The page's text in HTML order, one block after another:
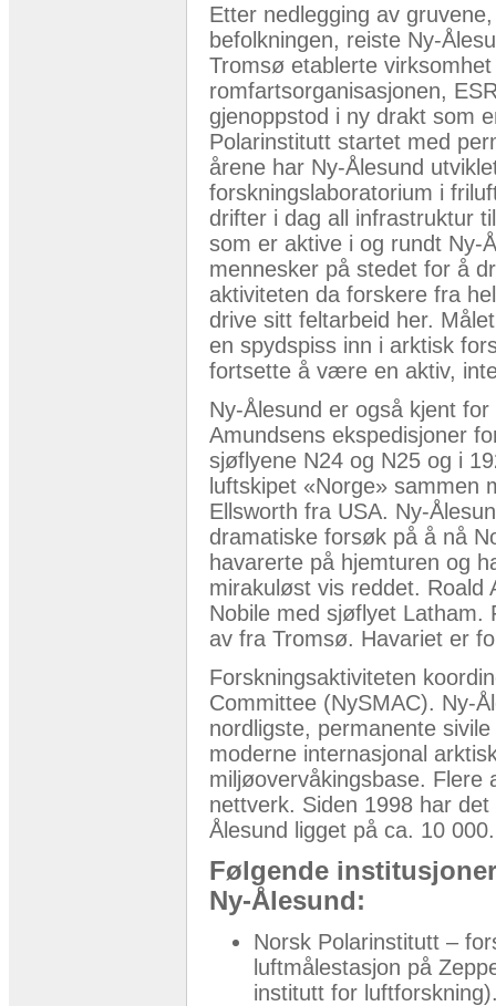
Etter nedlegging av
befolkningen, reiste Ny-
Tromsø etablerte
romfartsorganisasjonen,
gjenoppstod i ny drakt som
Polarinstitutt startet med
årene har Ny-Ålesund
forskningslaboratorium i
drifter i dag all infrastruktur
som er aktive i og rundt Ny-
mennesker på stedet for å
aktiviteten da forskere fra
drive sitt feltarbeid her.
en spydspiss inn i arktisk
fortsette å være en aktiv,
Ny-Ålesund er også kjent
Amundsens ekspedisjoner
sjøflyene N24 og N25 og i
luftskipet «Norge» sammen
Ellsworth fra USA. Ny-
dramatiske forsøk på å nå
havarerte på hjemturen og
mirakuløst vis reddet. Roald
Nobile med sjøflyet
av fra Tromsø. Havariet er
Forskningsaktiviteten
Committee (NySMAC). Ny-
nordligste, permanente
moderne internasjonal
miljøovervåkingsbase. Flere
nettverk. Siden 1998 har
Ålesund ligget på ca. 10 000.
Følgende
Ny-Ålesund:
Norsk Polarinstitutt –
luftmålestasjon på
institutt for